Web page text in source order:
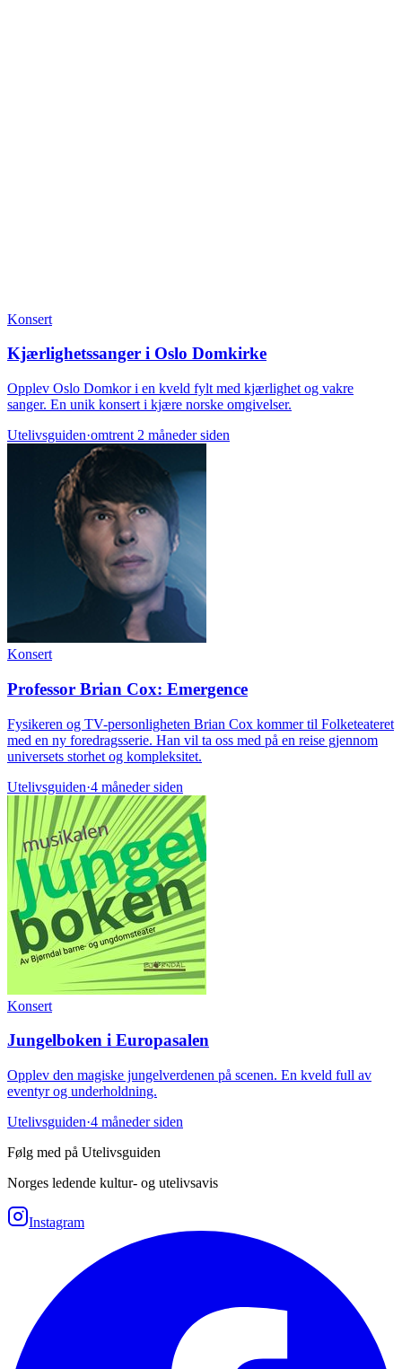
Konsert
Kjærlighetssanger i Oslo Domkirke
Opplev Oslo Domkor i en kveld fylt med kjærlighet og vakre
sanger. En unik konsert i kjære norske omgivelser.
Utelivsguiden·omtrent 2 måneder siden
Konsert
Professor Brian Cox: Emergence
Fysikeren og TV-personligheten Brian Cox kommer til Folketeateret
med en ny foredragsserie. Han vil ta oss med på en reise gjennom
universets storhet og kompleksitet.
Utelivsguiden·4 måneder siden
Konsert
Jungelboken i Europasalen
Opplev den magiske jungelverdenen på scenen. En kveld full av
eventyr og underholdning.
Utelivsguiden·4 måneder siden
Følg med på Utelivsguiden
Norges ledende kultur- og utelivsavis
Instagram